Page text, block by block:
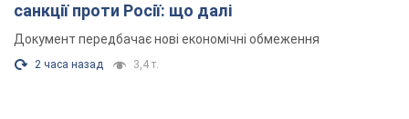
санкції проти Росії: що далі
Документ передбачає нові економічні обмеження
2 часа назад 3,4 т.